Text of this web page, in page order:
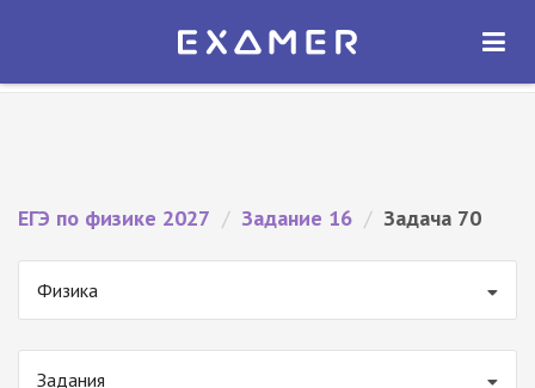
Экзамер — ЕГЭ 2027
ОТКРЫТЬ
ЕГЭ по физике 2027 / Задание 16 / Задача 70
Физика
Задания